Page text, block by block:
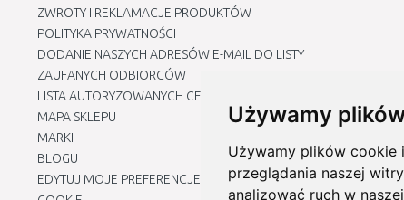
Używamy
Używamy plików cookie
przeglądania naszej
analizować ruch w
ZWROTY I REKLAMACJE PRODUKTÓW
POLITYKA PRYWATNOŚCI
DODANIE NASZYCH ADRESÓW E-MAIL DO LISTY
ZAUFANYCH ODBIORCÓW
LISTA AUTORYZOWANYCH CENTRÓW SERWISOWYCH
MAPA SKLEPU
MARKI
BLOGU
EDYTUJ MOJE PREFERENCJE DOTYCZĄCE PLIKÓW